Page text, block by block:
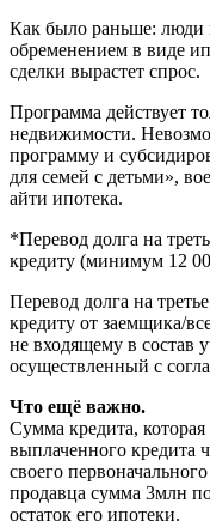
Как было раньше: люди
обременением в виде
сделки вырастет спрос.
Программа действует
недвижимости.
программу и
для семей с детьми»,
айти ипотека.
*Перевод долга на
кредиту (минимум 12
Перевод долга на
кредиту от заемщика/
не входящему в состав
осуществленный с
Что ещё важно.
Сумма кредита,
выплаченного кредита
своего
продавца сумма 3млн
остаток его ипотеки.